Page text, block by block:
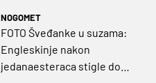
NOGOMET
FOTO Šveđanke u suzama:
Engleskinje nakon
jedanaesteraca stigle do